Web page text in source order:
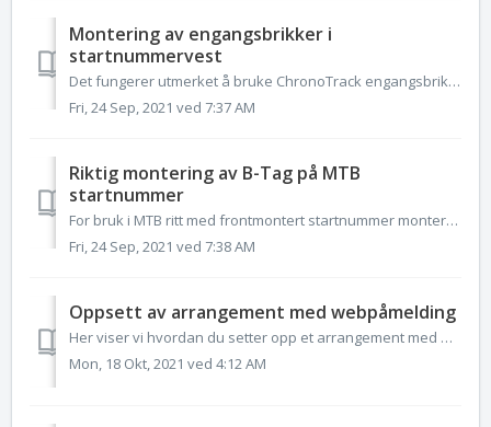
Montering av engangsbrikker i
startnummervest
Det fungerer utmerket å bruke ChronoTrack engangsbrikker i startnummervester hvis de er riktig montert Løsningen fungerer godt sammen med FlashPoint ant...
Fri, 24 Sep, 2021 ved 7:37 AM
Riktig montering av B-Tag på MTB
startnummer
For bruk i MTB ritt med frontmontert startnummer monteres B-Tag horisontalt på baksiden av startnummeret. Brikkene monteres midt på startnummeret slik at d...
Fri, 24 Sep, 2021 ved 7:38 AM
Oppsett av arrangement med webpåmelding
Her viser vi hvordan du setter opp et arrangement med webpåmelding.
Mon, 18 Okt, 2021 ved 4:12 AM